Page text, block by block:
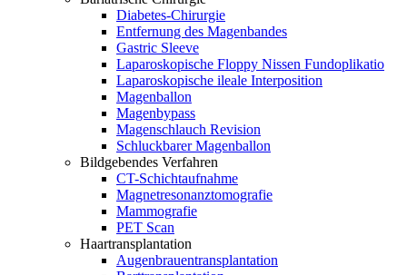
Diabetes-Chirurgie
Entfernung des Magenbandes
Gastric Sleeve
Laparoskopische Floppy Nissen Fundoplikatio
Laparoskopische ileale Interposition
Magenballon
Magenbypass
Magenschlauch Revision
Schluckbarer Magenballon
Bildgebendes Verfahren
CT-Schichtaufnahme
Magnetresonanztomografie
Mammografie
PET Scan
Haartransplantation
Augenbrauentransplantation